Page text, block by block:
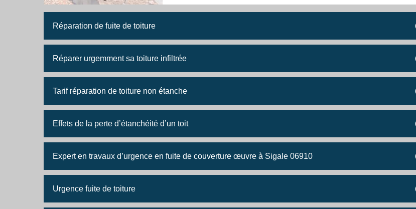
Réparation de fuite de toiture
Réparer urgemment sa toiture infiltrée
Tarif réparation de toiture non étanche
Effets de la perte d’étanchéité d’un toit
Expert en travaux d’urgence en fuite de couverture œuvre à Sigale 06910
Urgence fuite de toiture